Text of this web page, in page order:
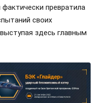
превратила
своих
здесь главным